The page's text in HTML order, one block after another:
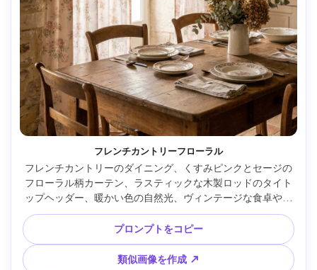
フレンチカントリーフローラル
フレンチカントリーのダイニング、くすみピンクとセージの
フローラル柄カーテン、ラスティックな木製ロッドのタイト
ップヘッダー、暖かい色の自然光、ヴィンテージな食卓やド
ライフラワーが背景、Canon R5・35mm・f/2.8、居心地良い
エディトリアルムード、写実的なコットン質感と自然なドレ
ープ --ar 4:5
プロンプトをコピー
類似画像を作成 ↗